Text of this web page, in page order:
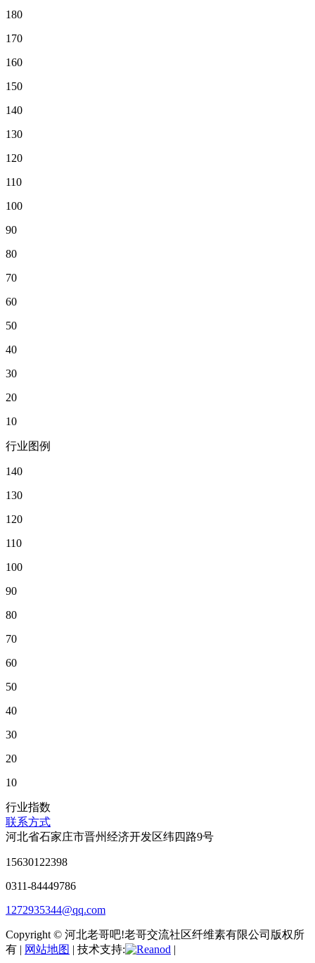
180
170
160
150
140
130
120
110
100
90
80
70
60
50
40
30
20
10
行业图例
140
130
120
110
100
90
80
70
60
50
40
30
20
10
行业指数
联系方式
河北省石家庄市晋州经济开发区纬四路9号
15630122398
0311-84449786
1272935344@qq.com
Copyright © 河北老哥吧!老哥交流社区纤维素有限公司版权所
有 | 网站地图 | 技术支持: |